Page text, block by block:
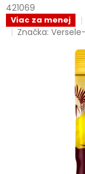
421069
Viac za menej
Značka: